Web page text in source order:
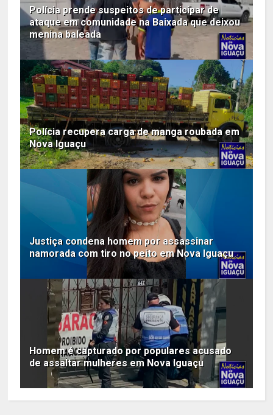
Polícia prende suspeitos de participar de
ataque em comunidade na Baixada que deixou
menina baleada
Polícia recupera carga de manga roubada em
Nova Iguaçu
Justiça condena homem por assassinar
namorada com tiro no peito em Nova Iguaçu
Homem é capturado por populares acusado
de assaltar mulheres em Nova Iguaçu